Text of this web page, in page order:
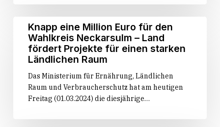
Fußverkehrsprojekte
Region
Knapp
Million
Euro
Wahlkreis
Neckarsulm
Knapp eine Million Euro für den
Wahlkreis Neckarsulm – Land
fördert Projekte für einen starken
Ländlichen Raum
Das Ministerium für Ernährung, Ländlichen
Raum und Verbraucherschutz hat am heutigen
Freitag (01.03.2024) die diesjährige…